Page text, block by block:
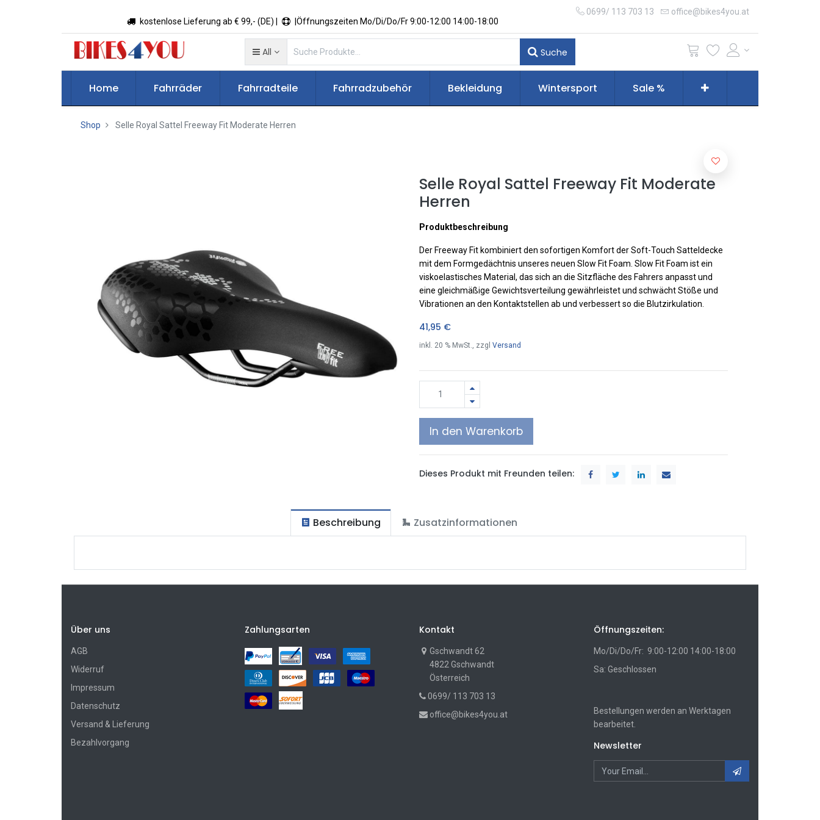
kostenlose Lieferung ab € 99,- (DE) | |Öffnungszeiten Mo/Di/Do/Fr 9:00-12:00 14:00-18:00
0699/ 113 703 13 office@bikes4you.at
All Suche
Home Fahrräder Fahrradteile Fahrradzubehör Bekleidung Wintersport Sale %
Shop Selle Royal Sattel Freeway Fit Moderate Herren
Selle Royal Sattel Freeway Fit Moderate
Herren
Produktbeschreibung
Der Freeway Fit kombiniert den sofortigen Komfort der Soft-Touch Satteldecke
mit dem Formgedächtnis unseres neuen Slow Fit Foam. Slow Fit Foam ist ein
viskoelastisches Material, das sich an die Sitzfläche des Fahrers anpasst und
eine gleichmäßige Gewichtsverteilung gewährleistet und schwächt Stöße und
Vibrationen an den Kontaktstellen ab und verbessert so die Blutzirkulation.
41,95 €
inkl. 20 % MwSt., zzgl Versand
In den Warenkorb
Dieses Produkt mit Freunden teilen:
Beschreibung Zusatzinformationen
Über uns
AGB
Widerruf
Impressum
Datenschutz
Versand & Lieferung
Bezahlvorgang
Zahlungsarten Kontakt
Gschwandt 62
4822 Gschwandt
Österreich
0699/ 113 703 13
office@bikes4you.at
Öffnungszeiten:
Mo/Di/Do/Fr: 9:00-12:00 14:00-18:00
Sa: Geschlossen
Bestellungen werden an Werktagen
bearbeitet.
Newsletter